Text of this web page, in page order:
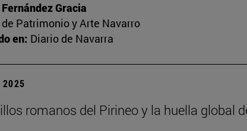
Gracia
de Patrimonio y Arte Navarro
en: Diario de Navarra
romanos del Pirineo y la huella global